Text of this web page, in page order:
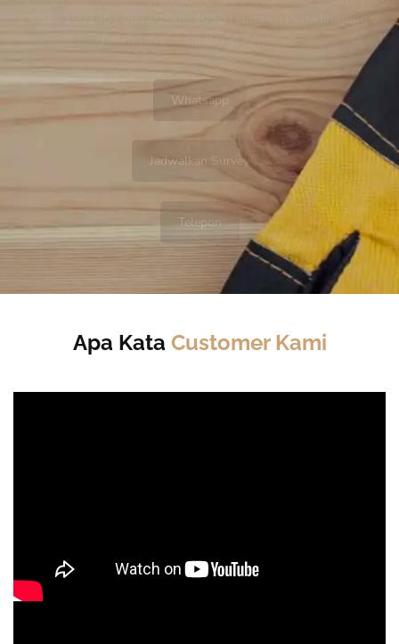
bulan | Profesional dan Amanah.
Whatsapp
Jadwalkan Survey
Telepon
Apa Kata Customer Kami